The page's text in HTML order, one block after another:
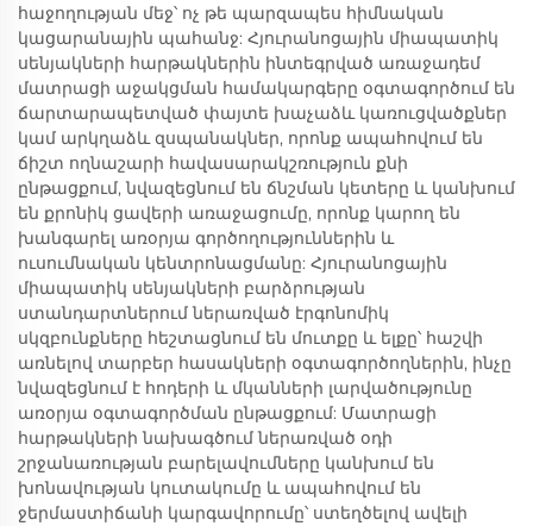
հաջողության մեջ՝ ոչ թե պարզապես հիմնական
կացարանային պահանջ: Հյուրանոցային միապատիկ
սենյակների հարթակներին ինտեգրված առաջադեմ
մատրացի աջակցման համակարգերը օգտագործում են
ճարտարապետված փայտե խաչաձև կառուցվածքներ
կամ արկղաձև զսպանակներ, որոնք ապահովում են
ճիշտ ողնաշարի հավասարակշռություն քնի
ընթացքում, նվազեցնում են ճնշման կետերը և կանխում
են քրոնիկ ցավերի առաջացումը, որոնք կարող են
խանգարել առօրյա գործողություններին և
ուսումնական կենտրոնացմանը: Հյուրանոցային
միապատիկ սենյակների բարձրության
ստանդարտներում ներառված էրգոնոմիկ
սկզբունքները հեշտացնում են մուտքը և ելքը՝ հաշվի
առնելով տարբեր հասակների օգտագործողներին, ինչը
նվազեցնում է հոդերի և մկանների լարվածությունը
առօրյա օգտագործման ընթացքում: Մատրացի
հարթակների նախագծում ներառված օդի
շրջանառության բարելավումները կանխում են
խոնավության կուտակումը և ապահովում են
ջերմաստիճանի կարգավորումը՝ ստեղծելով ավելի